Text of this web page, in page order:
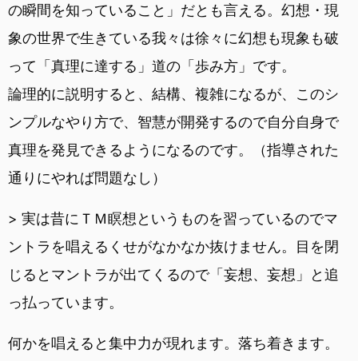
の瞬間を知っていること」だとも言える。幻想・現
象の世界で生きている我々は徐々に幻想も現象も破
って「真理に達する」道の「歩み方」です。
論理的に説明すると、結構、複雑になるが、このシ
ンプルなやり方で、智慧が開発するので自分自身で
真理を発見できるようになるのです。（指導された
通りにやれば問題なし）
> 実は昔にＴＭ瞑想というものを習っているのでマ
ントラを唱えるくせがなかなか抜けません。目を閉
じるとマントラが出てくるので「妄想、妄想」と追
っ払っています。
何かを唱えると集中力が現れます。落ち着きます。